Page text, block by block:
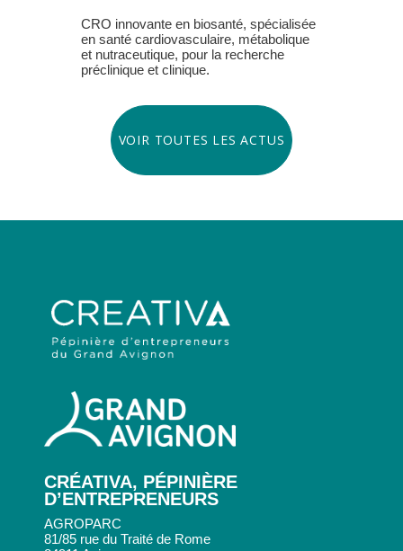
CRO innovante en biosanté, spécialisée
en santé cardiovasculaire, métabolique
et nutraceutique, pour la recherche
préclinique et clinique.
VOIR TOUTES LES ACTUS
CRÉATIVA, PÉPINIÈRE
D’ENTREPRENEURS
AGROPARC
81/85 rue du Traité de Rome